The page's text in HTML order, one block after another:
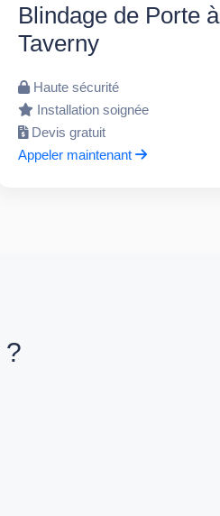
Blindage de Porte à
Taverny
Haute sécurité
Installation soignée
Devis gratuit
Appeler maintenant
?